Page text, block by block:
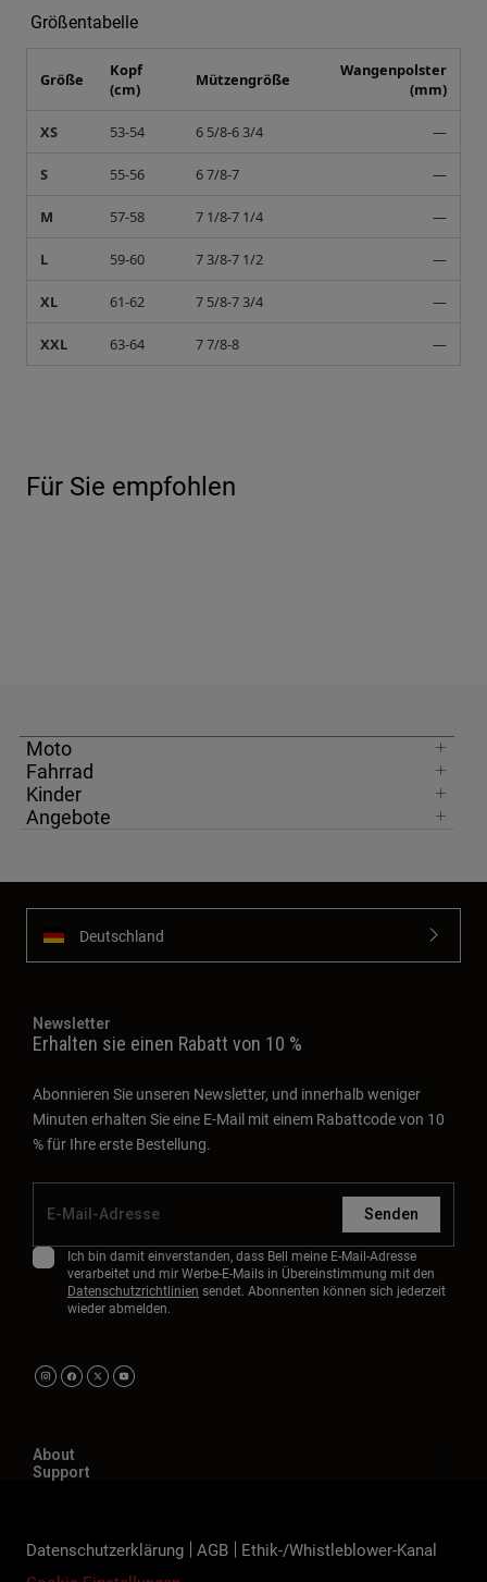
Größentabelle
Größe
Kopf
(cm)
Mützengröße
Wangenpolster
(mm)
XS 53-54 6 5/8-6 3/4 —
S 55-56 6 7/8-7 —
M 57-58 7 1/8-7 1/4 —
L 59-60 7 3/8-7 1/2 —
XL 61-62 7 5/8-7 3/4 —
XXL 63-64 7 7/8-8 —
Für Sie empfohlen
Moto
Fahrrad
Kinder
Angebote
Deutschland
Newsletter
Erhalten sie einen Rabatt von 10 %
Abonnieren Sie unseren Newsletter, und innerhalb weniger
Minuten erhalten Sie eine E-Mail mit einem Rabattcode von 10
% für Ihre erste Bestellung.
Senden
Ich bin damit einverstanden, dass Bell meine E-Mail-Adresse
verarbeitet und mir Werbe-E-Mails in Übereinstimmung mit den
Datenschutzrichtlinien sendet. Abonnenten können sich jederzeit
wieder abmelden.
About
Support
Datenschutzerklärung AGB
Ethik-/Whistleblower-Kanal